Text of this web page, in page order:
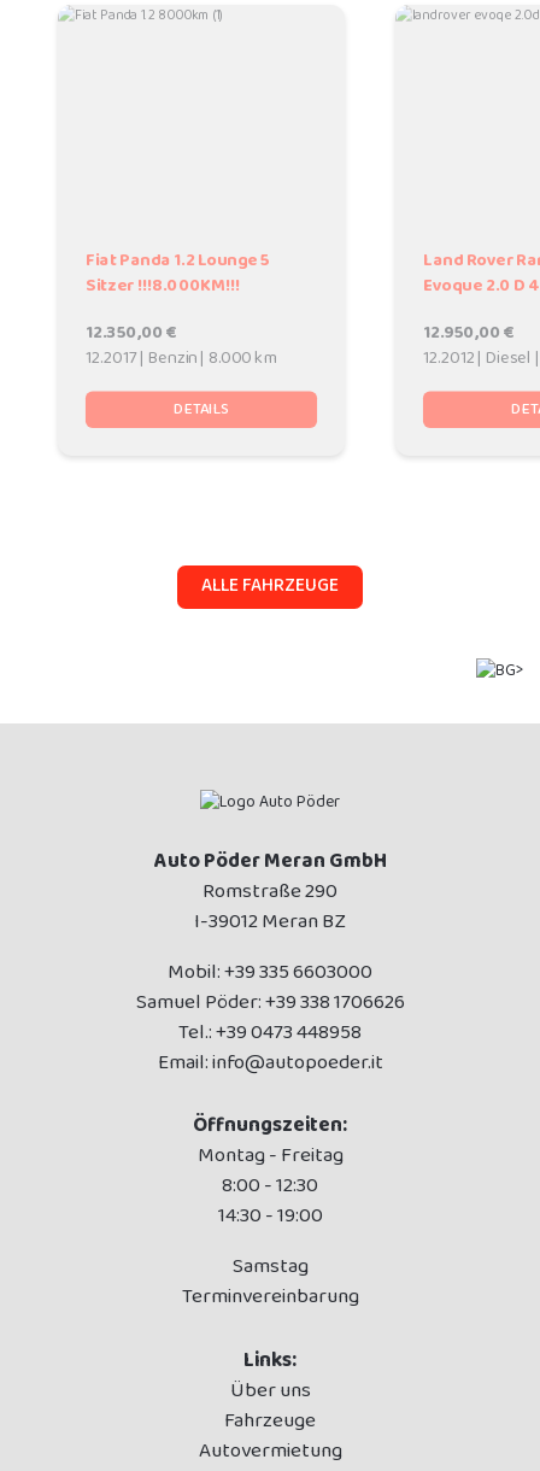
Fiat Panda 1.2 Lounge 5
Sitzer !!!8.000KM!!!
12.350,00 €
12.2017 | Benzin | 8.000 km
DETAILS
Land Rover
Evoque 2.0 D
12.950,00 €
12.2012 |
ALLE FAHRZEUGE
Auto Pöder Meran GmbH
Romstraße 290
I-39012 Meran BZ
Mobil:+39 335 6603000
Samuel Pöder:+39 338 1706626
Tel.:+39 0473 448958
Email:info@autopoeder.it
Öffnungszeiten:
Montag - Freitag
8:00 - 12:30
14:30 - 19:00
Samstag
Terminvereinbarung
Links:
Über uns
Fahrzeuge
Autovermietung